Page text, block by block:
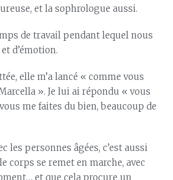
et la sophrologue aussi.
de travail pendant lequel nous
d’émotion.
elle m’a lancé « comme vous
». Je lui ai répondu « vous
me faites du bien, beaucoup de
les personnes âgées, c’est aussi
corps se remet en marche, avec
et que cela procure un